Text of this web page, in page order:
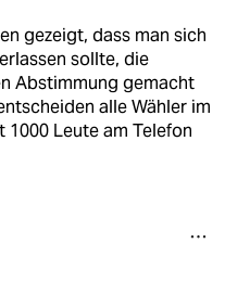
gezeigt, dass man sich
sollte, die
Abstimmung gemacht
alle Wähler im
Leute am Telefon